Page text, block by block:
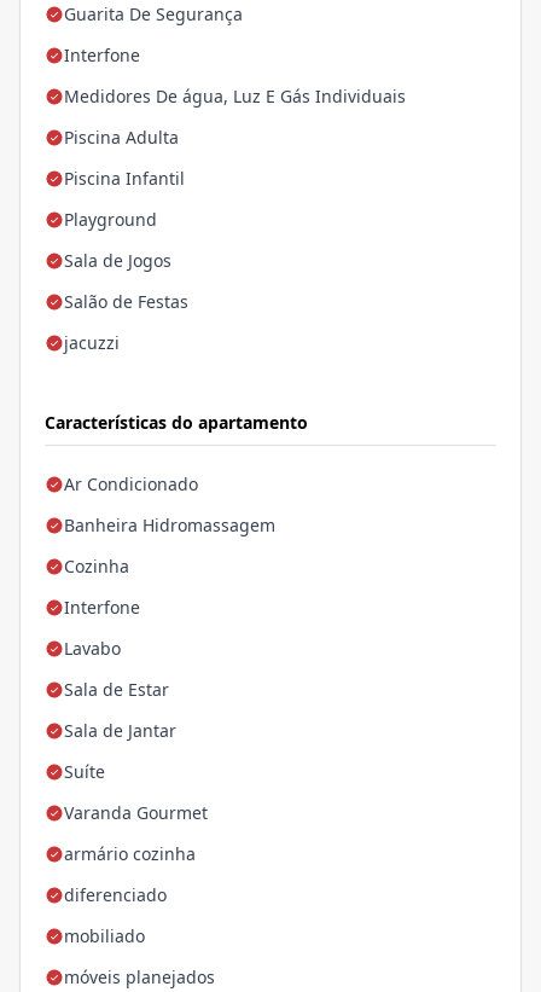
Guarita De Segurança
Interfone
Medidores De água, Luz E Gás Individuais
Piscina Adulta
Piscina Infantil
Playground
Sala de Jogos
Salão de Festas
jacuzzi
Características do apartamento
Ar Condicionado
Banheira Hidromassagem
Cozinha
Interfone
Lavabo
Sala de Estar
Sala de Jantar
Suíte
Varanda Gourmet
armário cozinha
diferenciado
mobiliado
móveis planejados